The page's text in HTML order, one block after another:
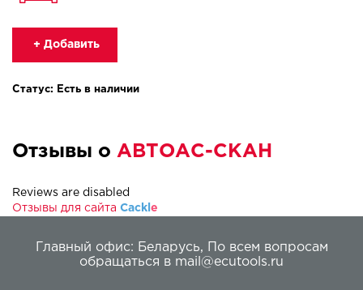
+ Добавить
Статус: Есть в наличии
Отзывы о АВТОАС-СКАН
Reviews are disabled
Отзывы для сайта Cackl e
Главный офис: Беларусь,
По всем вопросам
обращаться в mail@ecutools.ru